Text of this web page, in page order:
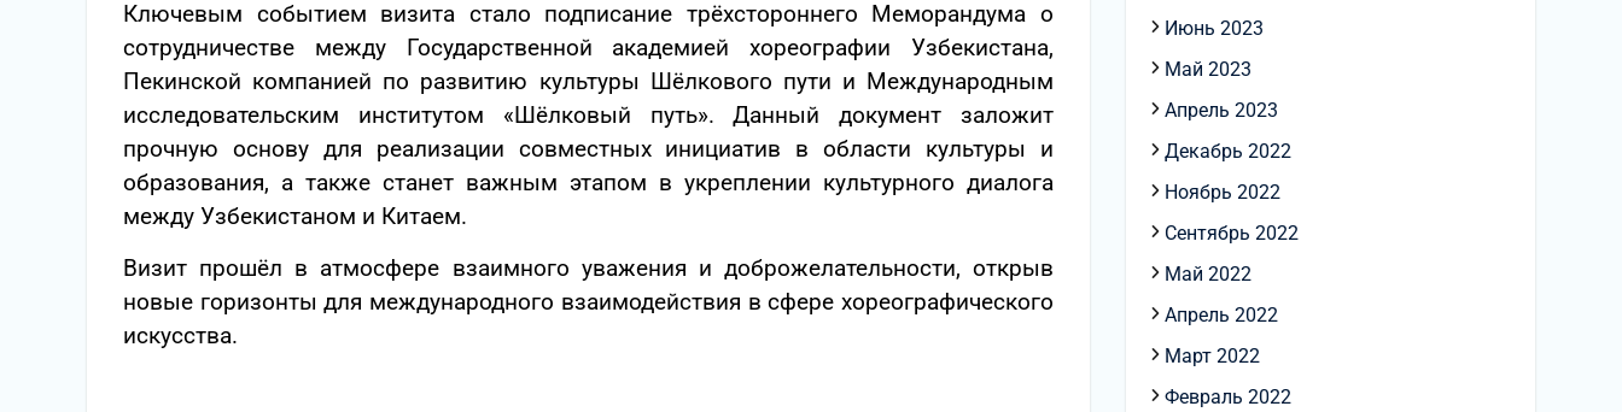
Ключевым событием визита стало подписание трёхстороннего Меморандума о
сотрудничестве между Государственной академией хореографии Узбекистана,
Пекинской компанией по развитию культуры Шёлкового пути и Международным
исследовательским институтом «Шёлковый путь». Данный документ заложит
прочную основу для реализации совместных инициатив в области культуры и
образования, а также станет важным этапом в укреплении культурного диалога
между Узбекистаном и Китаем.
Визит прошёл в атмосфере взаимного уважения и доброжелательности, открыв
новые горизонты для международного взаимодействия в сфере хореографического
искусства.
Июнь 2023
Май 2023
Апрель 2023
Декабрь 2022
Ноябрь 2022
Сентябрь 2022
Май 2022
Апрель 2022
Март 2022
Февраль 2022